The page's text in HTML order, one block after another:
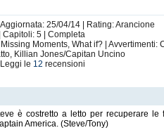
25/04/14 | Rating: Arancione
Capitoli: 5 | Completa
Moments, What if? | Avvertimenti:
Killian Jones/Capitan Uncino
le 12 recensioni
è costretto a letto per recuperare
America. (Steve/Tony)